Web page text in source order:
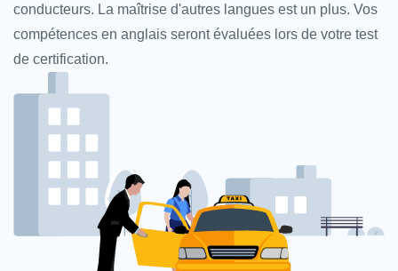
conducteurs. La maîtrise d'autres langues est un plus. Vos
compétences en anglais seront évaluées lors de votre test
de certification.